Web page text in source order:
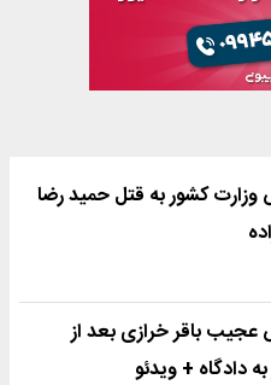
کشور به قتل حمید رضا
باقر خرازی بعد از
دادگاه + ویدئو